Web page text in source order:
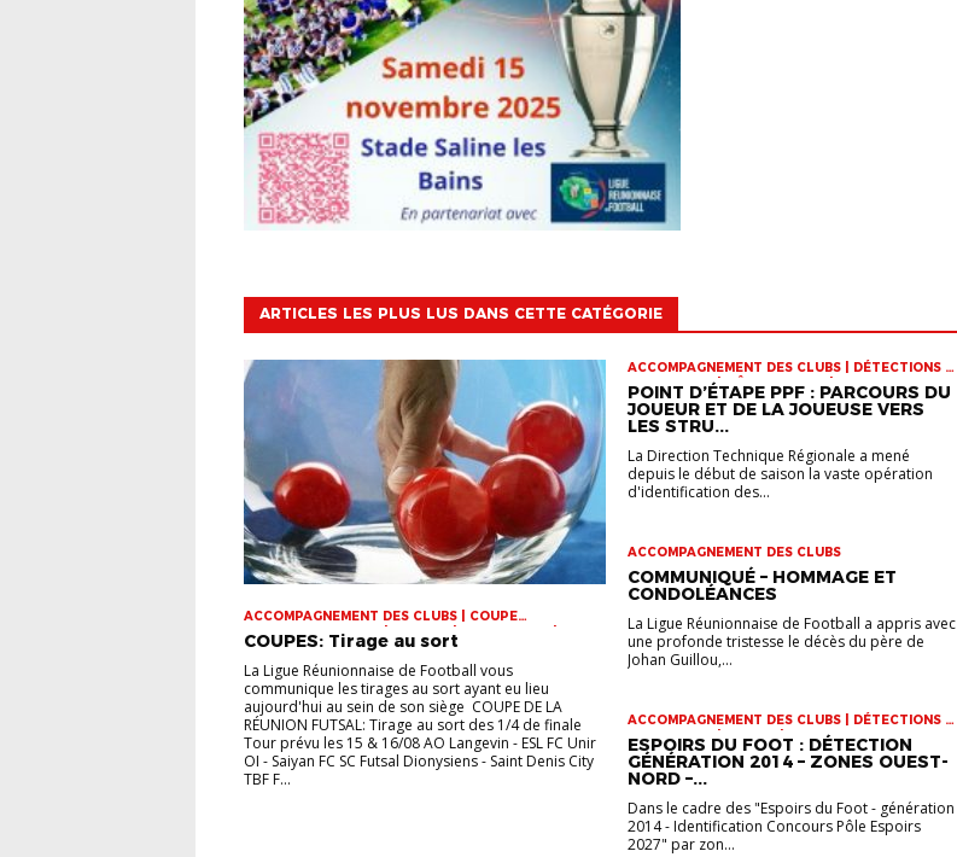
ARTICLES LES PLUS LUS DANS CETTE CATÉGORIE
ACCOMPAGNEMENT DES CLUBS | COUPE
DOMINIQUE SAUGER | COUPES | FOOT LOISIR |
FUTSAL | INFOS-LIGUE | JEUNES | U14 | U15 | U17 |
VIE DES CLUBS
COUPES: Tirage au sort
La Ligue Réunionnaise de Football vous
communique les tirages au sort ayant eu lieu
aujourd'hui au sein de son siège COUPE DE LA
RÉUNION FUTSAL: Tirage au sort des 1/4 de finale
Tour prévu les 15 & 16/08 AO Langevin - ESL FC Unir
OI - Saiyan FC SC Futsal Dionysiens - Saint Denis City
TBF F...
ACCOMPAGNEMENT DES CLUBS | DÉTECTIONS |
INFOS-LIGUE | PÔLE ESPOIRS | SPORT-ETUDE
FÉMININ | VIE DES CLUBS
POINT D’ÉTAPE PPF : PARCOURS DU
JOUEUR ET DE LA JOUEUSE VERS
LES STRU...
La Direction Technique Régionale a mené
depuis le début de saison la vaste opération
d'identification des...
ACCOMPAGNEMENT DES CLUBS
COMMUNIQUÉ – HOMMAGE ET
CONDOLÉANCES
La Ligue Réunionnaise de Football a appris avec
une profonde tristesse le décès du père de
Johan Guillou,...
ACCOMPAGNEMENT DES CLUBS | DÉTECTIONS |
INFOS-LIGUE | JEUNES | VIE DES CLUBS
ESPOIRS DU FOOT : DÉTECTION
GÉNÉRATION 2014 – ZONES OUEST-
NORD –...
Dans le cadre des "Espoirs du Foot - génération
2014 - Identification Concours Pôle Espoirs
2027" par zon...